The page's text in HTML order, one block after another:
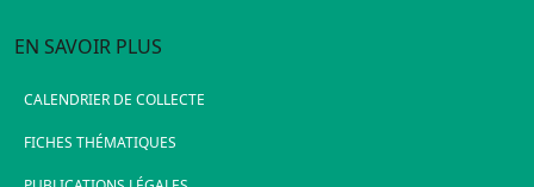
EN SAVOIR PLUS
CALENDRIER DE COLLECTE
FICHES THÉMATIQUES